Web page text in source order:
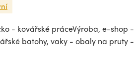
- kovářské práceVýroba, e-shop -
batohy, vaky - obaly na pruty -